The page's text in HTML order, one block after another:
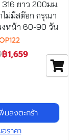
316 ยาว 200มม.
ม่มีสต๊อก กรุณา
งหน้า 60-90 วัน
฿1,659
มลงตะกร้า
ราคา